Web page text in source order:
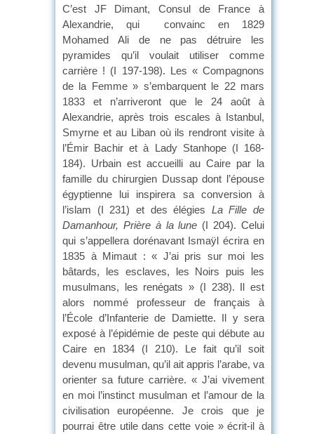
C’est JF Dimant, Consul de France à
Alexandrie, qui convainc en 1829
Mohamed Ali de ne pas détruire les
pyramides qu’il voulait utiliser comme
carrière ! (I 197-198). Les « Compagnons
de la Femme » s’embarquent le 22 mars
1833 et n’arriveront que le 24 août à
Alexandrie, après trois escales à Istanbul,
Smyrne et au Liban où ils rendront visite à
l’Émir Bachir et à Lady Stanhope (I 168-
184). Urbain est accueilli au Caire par la
famille du chirurgien Dussap dont l’épouse
égyptienne lui inspirera sa conversion à
l’islam (I 231) et des élégies La Fille de
Damanhour, Prière à la lune (I 204). Celui
qui s’appellera dorénavant Ismaÿl écrira en
1835 à Mimaut : « J’ai pris sur moi les
bâtards, les esclaves, les Noirs puis les
musulmans, les renégats » (I 238). Il est
alors nommé professeur de français à
l’École d’Infanterie de Damiette. Il y sera
exposé à l’épidémie de peste qui débute au
Caire en 1834 (I 210). Le fait qu’il soit
devenu musulman, qu’il ait appris l’arabe, va
orienter sa future carrière. « J’ai vivement
en moi l’instinct musulman et l’amour de la
civilisation européenne. Je crois que je
pourrai être utile dans cette voie » écrit-il à